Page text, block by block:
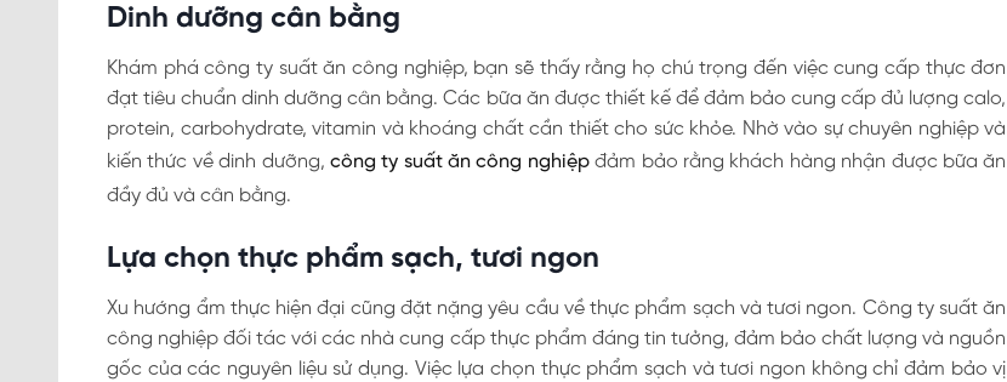
Dinh dưỡng cân bằng
Khám phá công ty suất ăn công nghiệp, bạn sẽ thấy rằng họ chú trọng đến việc cung cấp thực đơn
đạt tiêu chuẩn dinh dưỡng cân bằng. Các bữa ăn được thiết kế để đảm bảo cung cấp đủ lượng calo,
protein, carbohydrate, vitamin và khoáng chất cần thiết cho sức khỏe. Nhờ vào sự chuyên nghiệp và
kiến thức về dinh dưỡng, công ty suất ăn công nghiệpđảm bảo rằng khách hàng nhận được bữa ăn
đầy đủ và cân bằng.
Lựa chọn thực phẩm sạch, tươi ngon
Xu hướng ẩm thực hiện đại cũng đặt nặng yêu cầu về thực phẩm sạch và tươi ngon. Công ty suất ăn
công nghiệp đối tác với các nhà cung cấp thực phẩm đáng tin tưởng, đảm bảo chất lượng và nguồn
gốc của các nguyên liệu sử dụng. Việc lựa chọn thực phẩm sạch và tươi ngon không chỉ đảm bảo vị